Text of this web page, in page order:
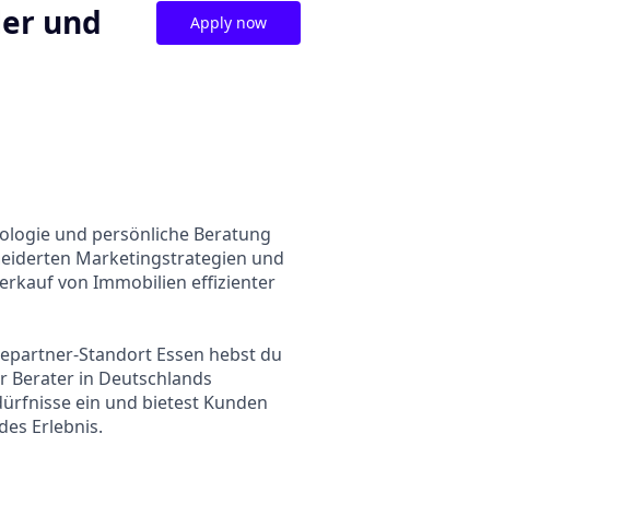
und
Apply now
und persönliche Beratung
Marketingstrategien und
von Immobilien effizienter
Standort Essen hebst du
Berater in Deutschlands
ein und bietest Kunden
Erlebnis.